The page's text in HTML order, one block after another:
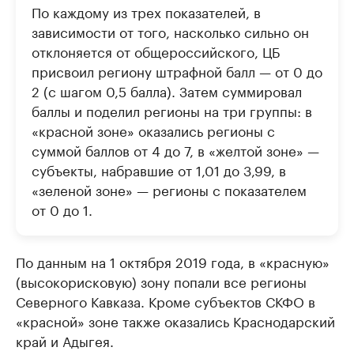
По каждому из трех показателей, в
зависимости от того, насколько сильно он
отклоняется от общероссийского, ЦБ
присвоил региону штрафной балл — от 0 до
2 (с шагом 0,5 балла). Затем суммировал
баллы и поделил регионы на три группы: в
«красной зоне» оказались регионы с
суммой баллов от 4 до 7, в «желтой зоне» —
субъекты, набравшие от 1,01 до 3,99, в
«зеленой зоне» — регионы с показателем
от 0 до 1.
По данным на 1 октября 2019 года, в «красную»
(высокорисковую) зону попали все регионы
Северного Кавказа. Кроме субъектов СКФО в
«красной» зоне также оказались Краснодарский
край и Адыгея.